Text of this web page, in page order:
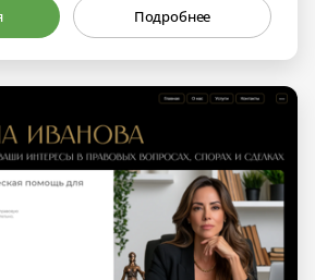
Подробнее